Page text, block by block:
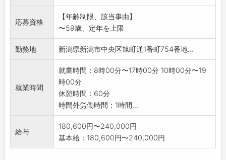
所定の場所に保管、管理します。
※入出庫の確認等でパソコンを使用します。
※未経験者可(スタッフの9割以上は未経験者か
らの採用)
変更範囲:会社の定める業務
応募資格
【年齢制限、該当事由】
〜59歳、定年を上限
勤務地 新潟県新潟市中央区旭町通1番町754番地...
就業時間
就業時間：8時00分〜17時00分 10時00分〜19
時00分
休憩時間：60分
時間外労働時間：1時間...
給与
180,600円〜240,000円
基本給：180,600円〜240,000円